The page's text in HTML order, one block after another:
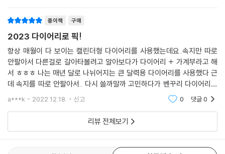
종이책 구매
2023 다이어리로 픽!
항상 매월이 다 보이는 캘린더형 다이어리를 사용했는데요..속지만 따로
안팔아서 다른걸로 갈아타볼려고 알아보다가 다이어리 + 가계부라고 해
서 ㅎㅎㅎ 나는 매년 달로 나뉘어지는 큰 달력용 다이어리를 사용했다 근
데 속지를 따로 안팔아서.. 다시 쓸까말까 고민하다가 벤꾸리 다이어리를
알게됐다~ 인스타 인플루언서님이시네! ^-^ 재테크로 유명하신 분~ 맘
a***k 2022.12.18. 신고 0 댓글0
리뷰 전체보기